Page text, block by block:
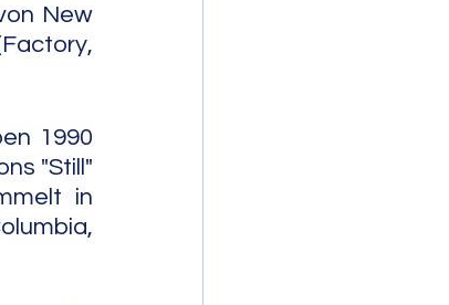
New
1990
"Still"
in